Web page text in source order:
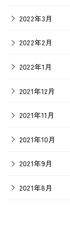
2022年3月
2022年2月
2022年1月
2021年12月
2021年11月
2021年10月
2021年9月
2021年8月